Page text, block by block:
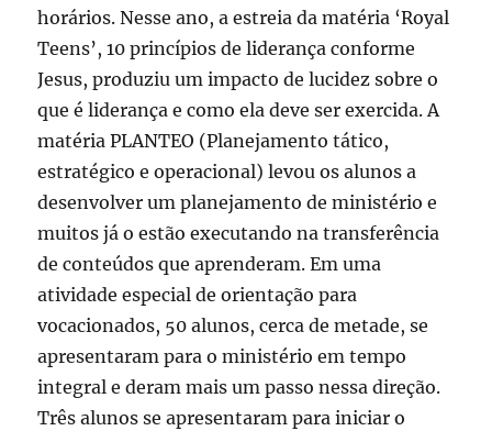
horários. Nesse ano, a estreia da matéria ‘Royal
Teens’, 10 princípios de liderança conforme
Jesus, produziu um impacto de lucidez sobre o
que é liderança e como ela deve ser exercida. A
matéria PLANTEO (Planejamento tático,
estratégico e operacional) levou os alunos a
desenvolver um planejamento de ministério e
muitos já o estão executando na transferência
de conteúdos que aprenderam. Em uma
atividade especial de orientação para
vocacionados, 50 alunos, cerca de metade, se
apresentaram para o ministério em tempo
integral e deram mais um passo nessa direção.
Três alunos se apresentaram para iniciar o